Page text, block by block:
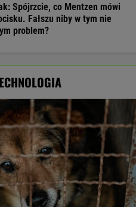
Spójrzcie, co Mentzen mówi
Fałszu niby w tym nie
problem?